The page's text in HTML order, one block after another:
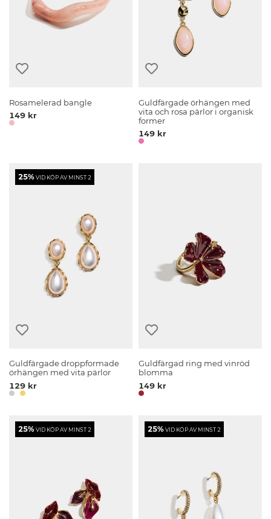
Rosamelerad bangle
149 kr
Guldfärgade örhängen med
vita och rosa pärlor i organisk
former
149 kr
25%VID KÖP AV MINST 2
Guldfärgade droppformade
örhängen med vita pärlor
129 kr
Guldfärgad ring med vinröd
blomma
149 kr
25%VID KÖP AV MINST 2 25%VID KÖP AV MINST 2